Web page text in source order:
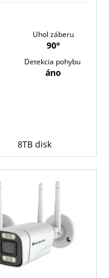
Uhol záberu
90°
Detekcia pohybu
áno
8TB disk